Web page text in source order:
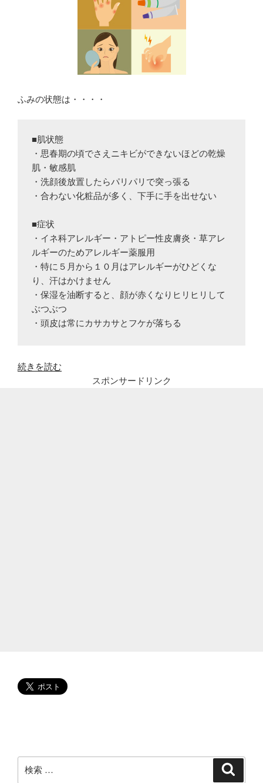
ふみの状態は・・・・
■肌状態
・思春期の頃でさえニキビができないほどの乾燥
肌・敏感肌
・洗顔後放置したらパリパリで突っ張る
・合わない化粧品が多く、下手に手を出せない
■症状
・イネ科アレルギー・アトピー性皮膚炎・草アレ
ルギーのためアレルギー薬服用
・特に５月から１０月はアレルギーがひどくな
り、汗はかけません
・保湿を油断すると、顔が赤くなりヒリヒリして
ぶつぶつ
・頭皮は常にカサカサとフケが落ちる
“40
改
善
り
続きを読む
スポンサードリンク
検
索: